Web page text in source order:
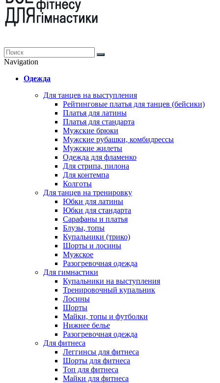
Navigation
Одежда
Для танцев на выступления
Рейтинговые платья для танцев (бейсики)
Платья для латины
Платья для стандарта
Мужские брюки
Мужские рубашки, комбидрессы
Мужские жилеты
Одежда для фламенко
Для стрипа, пилона
Для контемпа
Колготы
Для танцев на тренировку
Юбки для латины
Юбки для стандарта
Сарафаны и платья
Блузы, топы
Купальники (трико)
Шорты и лосины
Мужское
Разогревочная одежда
Для гимнастики
Купальники на выступления
Тренировочный купальник
Лосины
Шорты
Майки, топы и футболки
Нижнее белье
Разогревочная одежда
Для фитнеса
Леггинсы для фитнеса
Шорты для фитнеса
Топ для фитнеса
Майки для фитнеса